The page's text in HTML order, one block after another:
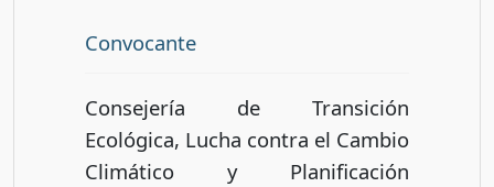
Convocante
Consejería de Transición
Ecológica, Lucha contra el Cambio
Climático y Planificación